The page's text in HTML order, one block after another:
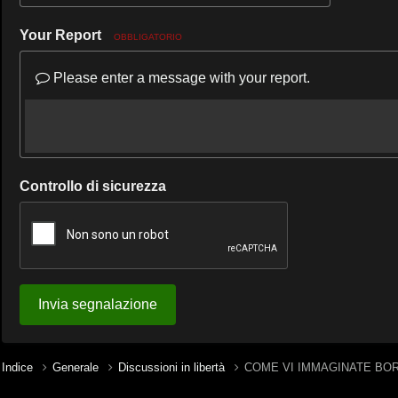
Your Report OBBLIGATORIO
Please enter a message with your report.
Controllo di sicurezza
Invia segnalazione
Indice Generale Discussioni in libertà COME VI IMMAGINATE